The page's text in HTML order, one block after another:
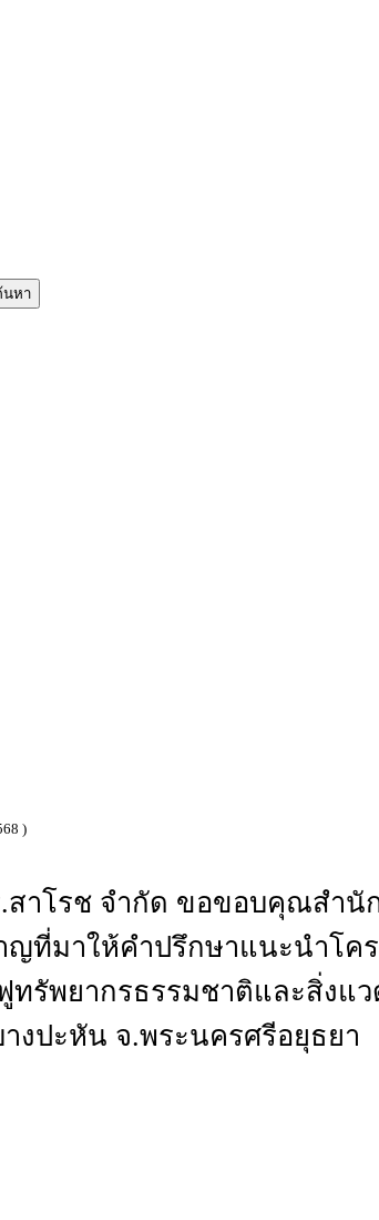
นหา
)
โรช จำกัด ขอขอบคุณสำนั
ญที่มาให้คำปรึกษาแนะนำโค
รัพยากรธรรมชาติและสิ่ง
งปะหัน จ.พระนครศรีอยุธยา